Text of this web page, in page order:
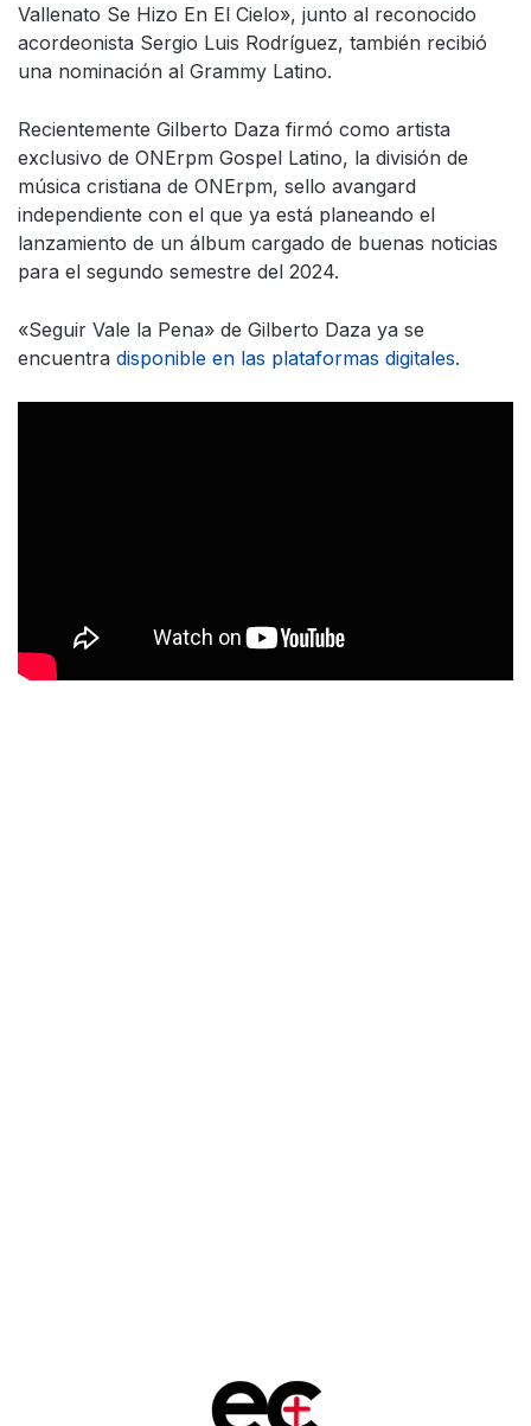
Vallenato Se Hizo En El Cielo», junto al reconocido
acordeonista Sergio Luis Rodríguez, también recibió
una nominación al Grammy Latino.
Recientemente Gilberto Daza firmó como artista
exclusivo de ONErpm Gospel Latino, la división de
música cristiana de ONErpm, sello avangard
independiente con el que ya está planeando el
lanzamiento de un álbum cargado de buenas noticias
para el segundo semestre del 2024.
«Seguir Vale la Pena» de Gilberto Daza ya se
encuentra disponible en las plataformas digitales.